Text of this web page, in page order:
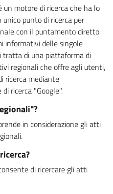
motore di ricerca che ha lo
punto di ricerca per
con il puntamento diretto
informativi delle singole
tratta di una piattaforma di
regionali che offre agli utenti,
ricerca mediante
ricerca "Google".
in considerazione gli atti
di ricercare gli atti